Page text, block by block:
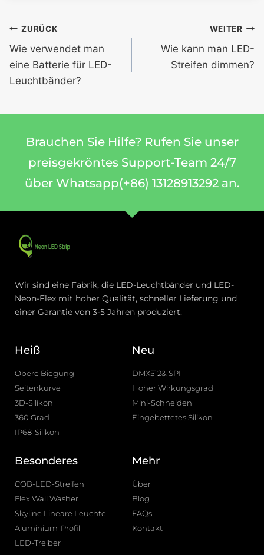
ZURÜCK
Wie verwendet man
eine Batterie für LED-
Leuchtbänder?
WEITER
Wie kann man LED-
Streifen dimmen?
Brauchen Sie Hilfe? Rufen Sie unser
preisgekröntes Support-Team 24/7
über Whatsapp(+86) 13128913292 an.
Wir sind eine Fabrik, die LED-Leuchtbänder und LED-
Neon-Flex mit hoher Qualität, schneller Lieferung und
einer Garantie von 3-5 Jahren produziert.
Heiß
Obere Biegung
Seitenkurve
3D-Silikon
360 Grad
IP68-Silikon
Neu
DMX512& SPI
Hoher Wirkungsgrad
Mini-Schneiden
Eingebettetes Silikon
Besonderes
COB-LED-Streifen
Flex Wall Washer
Skyline Lineare Leuchte
Aluminium-Profil
LED-Treiber
Mehr
Über
Blog
FAQs
Kontakt